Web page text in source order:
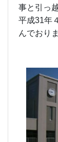
事と引っ
平成31年
んでおり
新校